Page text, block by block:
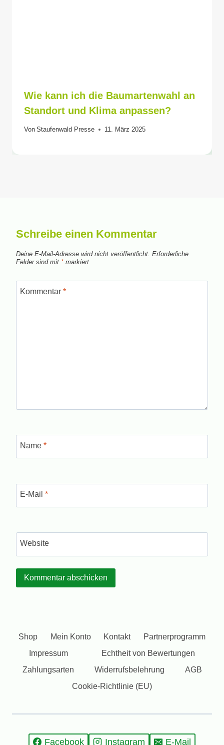
Wie kann ich die Baumartenwahl an
Standort und Klima anpassen?
Von Staufenwald Presse 11. März 2025
Schreibe einen Kommentar
Deine E-Mail-Adresse wird nicht veröffentlicht. Erforderliche
Felder sind mit *markiert
Kommentar *
Name *
E-Mail *
Website
Shop Mein Konto Kontakt
Partnerprogramm
Impressum
Echtheit von Bewertungen
Zahlungsarten
Widerrufsbelehrung
AGB
Cookie-Richtlinie (EU)
Facebook Instagram E-Mail